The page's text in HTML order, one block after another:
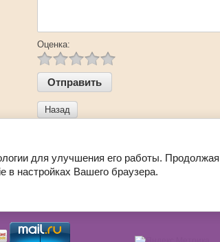
Оценка:
Назад
для улучшения его работы.
настройках Вашего браузера.